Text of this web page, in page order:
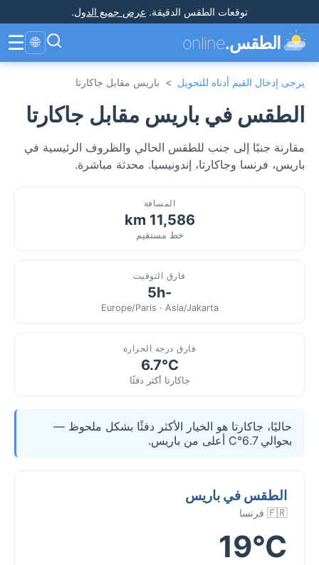
توقعات الطقس الدقيقة. عرض جميع الدول.
الطقس.online
🌐
☰
يرجى إدخال القيم أدناه للتحويل > باريس مقابل جاكارتا
الطقس في باريس مقابل جاكارتا
مقارنة جنبًا إلى جنب للطقس الحالي والظروف الرئيسية في
باريس، فرنسا وجاكارتا، إندونيسيا. محدثة مباشرة.
المسافة
11,586 km
خط مستقيم
فارق التوقيت
-5h
Europe/Paris · Asia/Jakarta
فارق درجة الحرارة
6.7°C
جاكارتا أكثر دفئًا
حاليًا، جاكارتا هو الخيار الأكثر دفئًا بشكل ملحوظ —
بحوالي 6.7°C أعلى من باريس.
الطقس في باريس
🇫🇷 فرنسا
19°C